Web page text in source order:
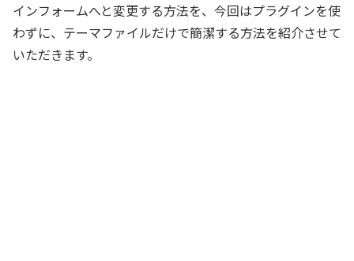
インフォームへと変更する方法を、今回はプラグインを使
わずに、テーマファイルだけで簡潔する方法を紹介させて
いただきます。